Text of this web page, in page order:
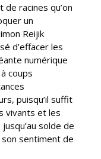
racines qu’on
un
Reijik
d’effacer les
numérique
coups
puisqu’il suffit
vivants et les
solde de
sentiment de